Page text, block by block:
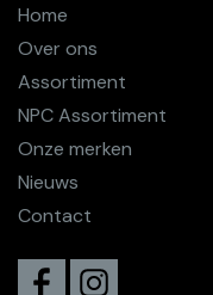
Home
Over ons
Assortiment
NPC Assortiment
Onze merken
Nieuws
Contact